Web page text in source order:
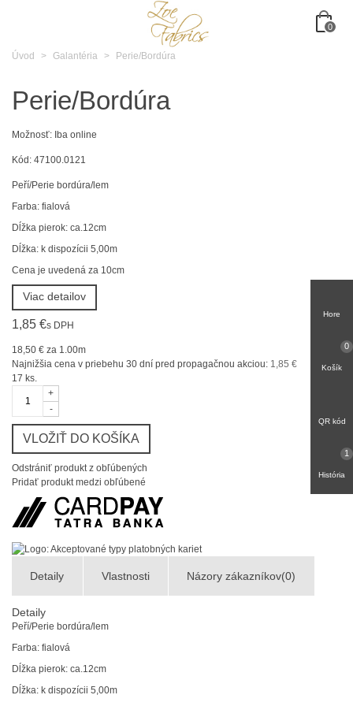
0
Úvod > Galantéria > Perie/Bordúra
Perie/Bordúra
Možnosť: Iba online
Kód: 47100.0121
Peří/Perie bordúra/lem
Farba: fialová
Dĺžka pierok: ca.12cm
Dĺžka: k dispozícii 5,00m
Cena je uvedená za 10cm
Viac detailov
1,85 €s DPH
18,50 € za 1.00m
Najnižšia cena v priebehu 30 dní pred propagačnou akciou: 1,85 €
17 ks.
-
+
VLOŽIŤ DO KOŠÍKA
Odstrániť produkt z obľúbených
Pridať produkt medzi obľúbené
Detaily Vlastnosti Názory zákazníkov(0)
Detaily
Peří/Perie bordúra/lem
Farba: fialová
Dĺžka pierok: ca.12cm
Dĺžka: k dispozícii 5,00m
Hore
Košík
0
QR kód
História
1